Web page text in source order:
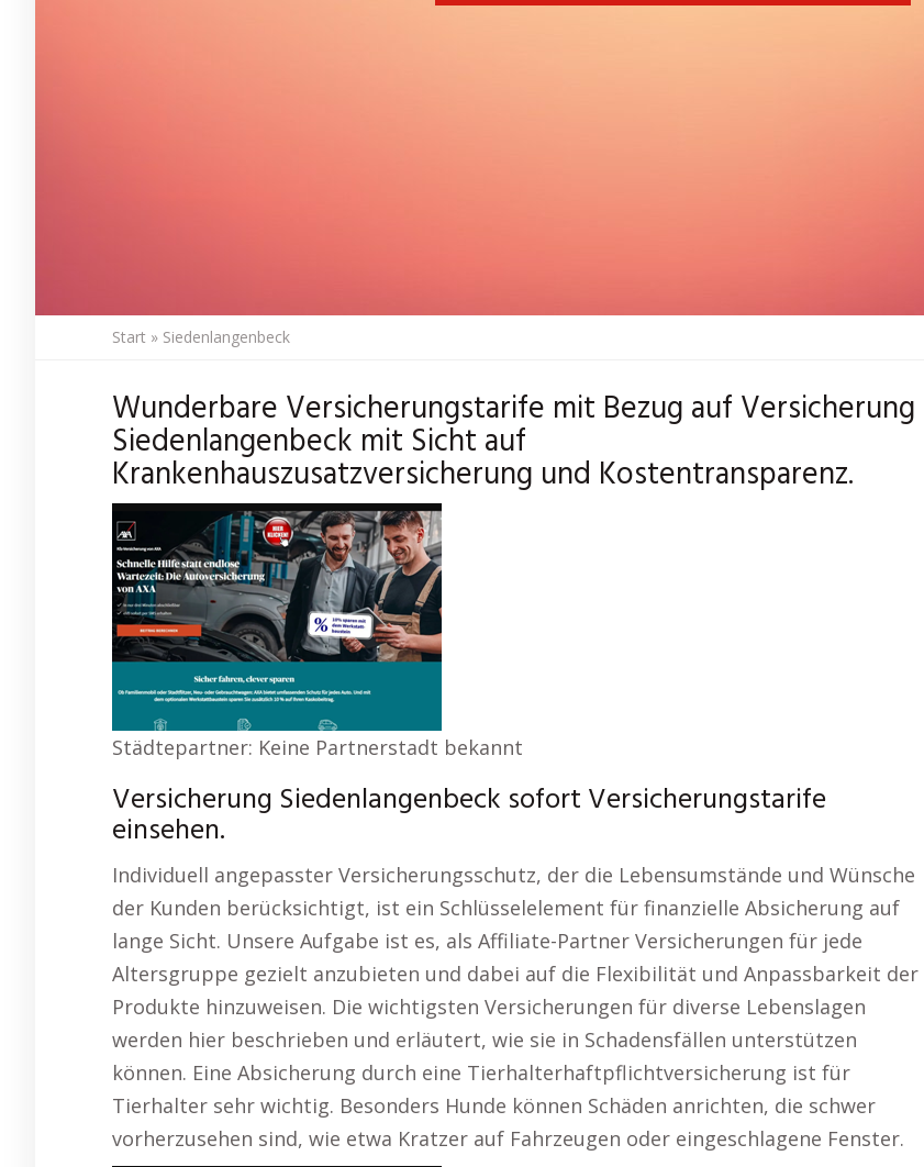
Start » Siedenlangenbeck
Wunderbare Versicherungstarife mit Bezug auf Versicherung
Siedenlangenbeck mit Sicht auf
Krankenhauszusatzversicherung und Kostentransparenz.
Städtepartner: Keine Partnerstadt bekannt
Versicherung Siedenlangenbeck sofort Versicherungstarife
einsehen.
Individuell angepasster Versicherungsschutz, der die Lebensumstände und Wünsche
der Kunden berücksichtigt, ist ein Schlüsselelement für finanzielle Absicherung auf
lange Sicht. Unsere Aufgabe ist es, als Affiliate-Partner Versicherungen für jede
Altersgruppe gezielt anzubieten und dabei auf die Flexibilität und Anpassbarkeit der
Produkte hinzuweisen. Die wichtigsten Versicherungen für diverse Lebenslagen
werden hier beschrieben und erläutert, wie sie in Schadensfällen unterstützen
können. Eine Absicherung durch eine Tierhalterhaftpflichtversicherung ist für
Tierhalter sehr wichtig. Besonders Hunde können Schäden anrichten, die schwer
vorherzusehen sind, wie etwa Kratzer auf Fahrzeugen oder eingeschlagene Fenster.